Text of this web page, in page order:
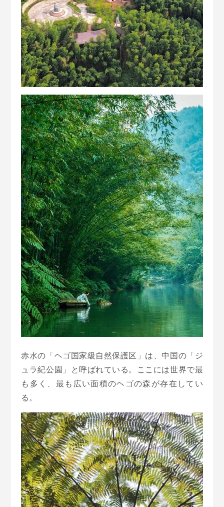
赤水の「ヘゴ国家級自然保護区」は、中国の「ジ
ュラ紀公園」と呼ばれている。ここには世界で最
も多く、最も広い面積のヘゴの森が存在してい
る。